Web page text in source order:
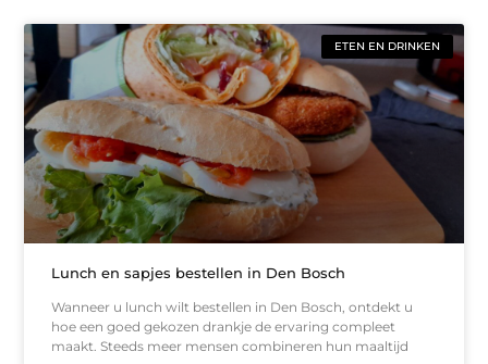
ETEN EN DRINKEN
Lunch en sapjes bestellen in Den Bosch
Wanneer u lunch wilt bestellen in Den Bosch, ontdekt u
hoe een goed gekozen drankje de ervaring compleet
maakt. Steeds meer mensen combineren hun maaltijd